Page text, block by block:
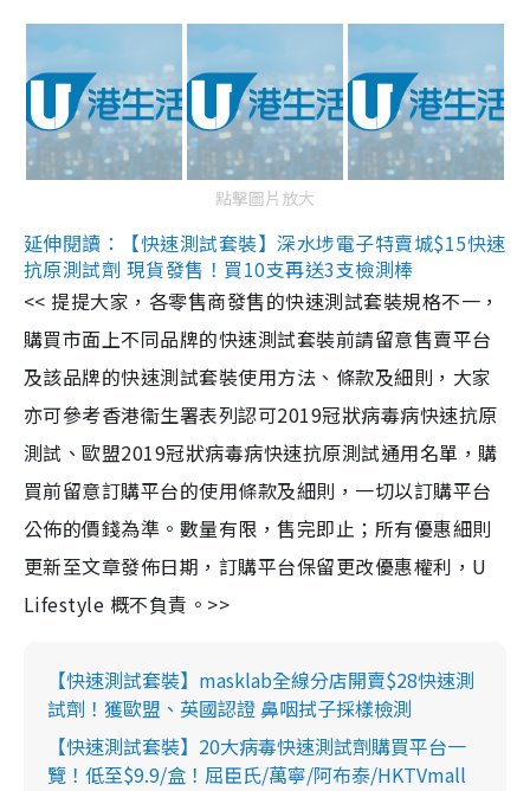
點擊圖片放大
延伸閱讀：【快速測試套裝】深水埗電子特賣城$15快速
抗原測試劑 現貨發售！買10支再送3支檢測棒
<< 提提大家，各零售商發售的快速測試套裝規格不一，
購買市面上不同品牌的快速測試套裝前請留意售賣平台
及該品牌的快速測試套裝使用方法、條款及細則，大家
亦可參考香港衞生署表列認可2019冠狀病毒病快速抗原
測試、歐盟2019冠狀病毒病快速抗原測試通用名單，購
買前留意訂購平台的使用條款及細則，一切以訂購平台
公佈的價錢為準。數量有限，售完即止；所有優惠細則
更新至文章發佈日期，訂購平台保留更改優惠權利，U
Lifestyle 概不負責。>>
【快速測試套裝】masklab全線分店開賣$28快速測
試劑！獲歐盟、英國認證 鼻咽拭子採樣檢測
【快速測試套裝】20大病毒快速測試劑購買平台一
覽！低至$9.9/盒！屈臣氏/萬寧/阿布泰/HKTVmall